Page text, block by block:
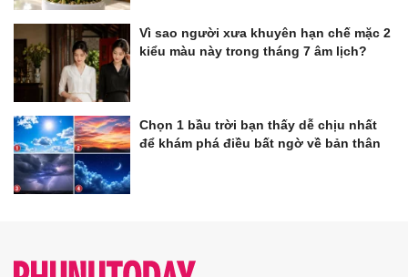
Vì sao người xưa khuyên hạn chế mặc 2
kiểu màu này trong tháng 7 âm lịch?
Chọn 1 bầu trời bạn thấy dễ chịu nhất
để khám phá điều bất ngờ về bản thân